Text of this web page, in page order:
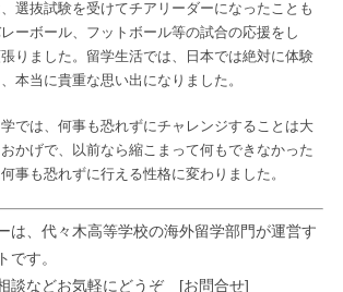
選抜試験を受けてチアリーダーになったことも
ーボール、フットボール等の試合の応援をし
りました。留学生活では、日本では絶対に体験
本当に貴重な思い出になりました。
では、何事も恐れずにチャレンジすることは大
かげで、以前なら縮こまって何もできなかった
事も恐れずに行える性格に変わりました。
は、代々木高等学校の海外留学部門が運営す
です。
談などお気軽にどうぞ [お問合せ]